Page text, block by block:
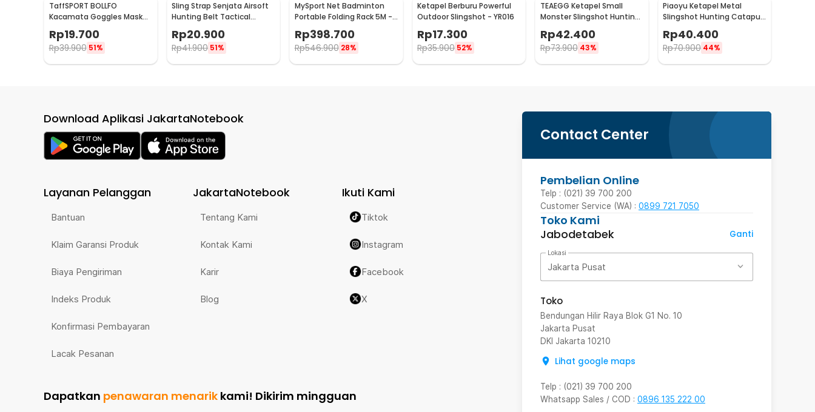
TaffSPORT BOLLFO
Kacamata Goggles Mask
Motor Retro Windproof -
MT-04
Rp19.700
Rp39.900 51%
Sling Strap Senjata Airsoft
Hunting Belt Tactical
Military
Rp20.900
Rp41.900 51%
MySport Net Badminton
Portable Folding Rack 5M -
T300
Rp398.700
Rp546.900 28%
Ketapel Berburu Powerful
Outdoor Slingshot - YR016
Rp17.300
Rp35.900 52%
TEAEGG Ketapel Small
Monster Slingshot Hunting
Catapult - JH8171
Rp42.400
Rp73.900 43%
Piaoyu Ketapel Metal
Slingshot Hunting Catapult
Rp40.400
Rp70.900 44%
Contact Center
Pembelian Online
Telp : (021) 39 700 200
Customer Service (WA) : 0899 721 7050
Toko Kami
Jabodetabek
Ganti
Lokasi
Jakarta Pusat
Toko
Bendungan Hilir Raya Blok G1 No. 10
Jakarta Pusat
DKI Jakarta 10210
Lihat google maps
Telp : (021) 39 700 200
Whatsapp Sales / COD : 0896 135 222 00
Download Aplikasi JakartaNotebook
Layanan Pelanggan
Bantuan
Klaim Garansi Produk
Biaya Pengiriman
Indeks Produk
Konfirmasi Pembayaran
Lacak Pesanan
JakartaNotebook
Tentang Kami
Kontak Kami
Karir
Blog
Ikuti Kami
Tiktok
Instagram
Facebook
X
Dapatkan penawaran menarik kami! Dikirim mingguan